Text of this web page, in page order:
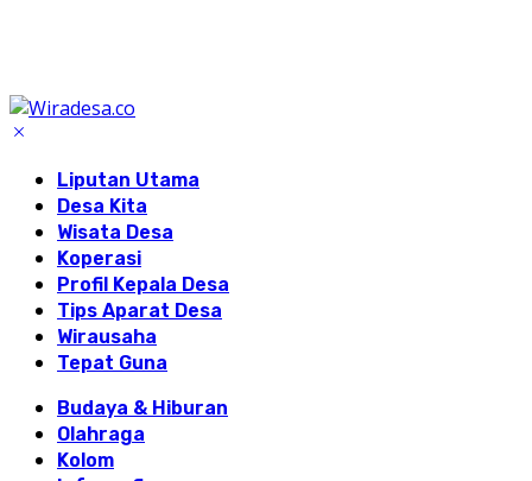
Liputan Utama
Desa Kita
Wisata Desa
Koperasi
Profil Kepala Desa
Tips Aparat Desa
Wirausaha
Tepat Guna
Budaya & Hiburan
Olahraga
Kolom